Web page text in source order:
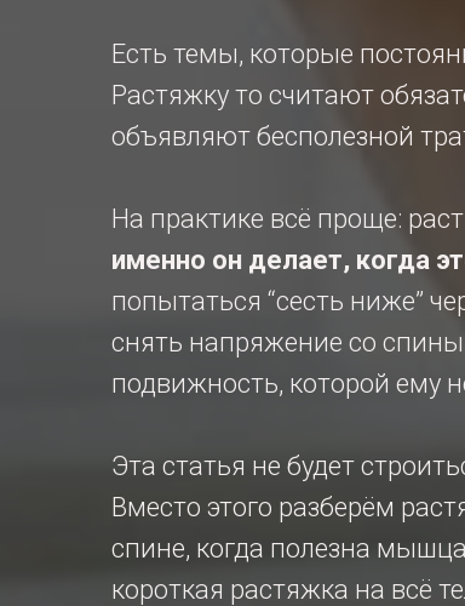
Есть темы, которые
Растяжку то считают
объявляют бесполезной
На практике всё проще:
именно он делает, когда
попытаться “сесть ниже”
снять напряжение со спины
подвижность, которой ему
Эта статья не будет
Вместо этого разберём
спине, когда полезна
короткая растяжка на всё